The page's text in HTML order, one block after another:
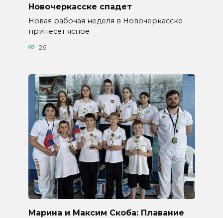
Новочеркасске спадет
Новая рабочая неделя в Новочеркасске
принесет ясное
26
Марина и Максим Скоба: Плавание